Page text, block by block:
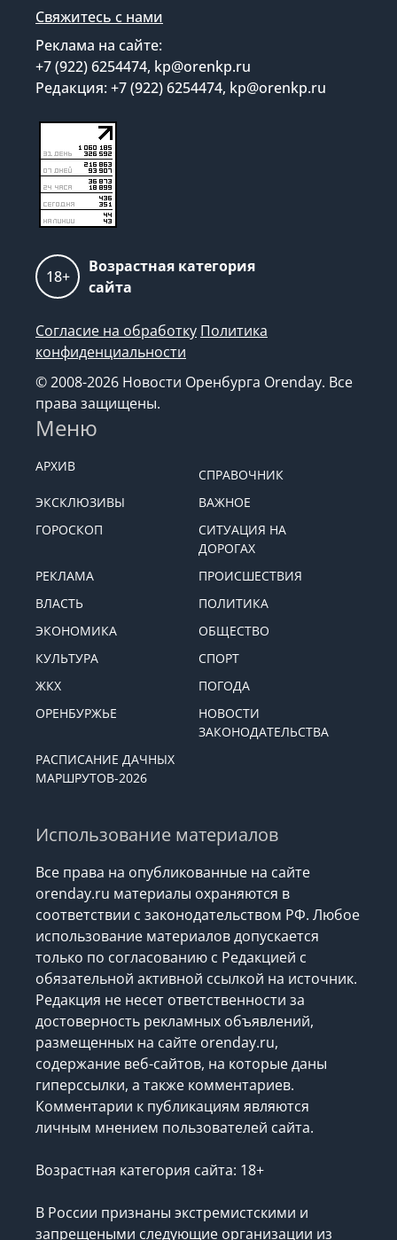
Свяжитесь с нами
Реклама на сайте:
+7 (922) 6254474, kp@orenkp.ru
Редакция: +7 (922) 6254474, kp@orenkp.ru
18+
Возрастная категория
сайта
Согласие на обработку Политика
конфиденциальности
© 2008-2026 Новости Оренбурга Orenday. Все
права защищены.
Меню
АРХИВ
СПРАВОЧНИК
ЭКСКЛЮЗИВЫ
ВАЖНОЕ
ГОРОСКОП
СИТУАЦИЯ НА
ДОРОГАХ
РЕКЛАМА
ПРОИСШЕСТВИЯ
ВЛАСТЬ
ПОЛИТИКА
ЭКОНОМИКА
ОБЩЕСТВО
КУЛЬТУРА
СПОРТ
ЖКХ
ПОГОДА
ОРЕНБУРЖЬЕ
НОВОСТИ
ЗАКОНОДАТЕЛЬСТВА
РАСПИСАНИЕ ДАЧНЫХ
МАРШРУТОВ-2026
Использование материалов
Все права на опубликованные на сайте
orenday.ru материалы охраняются в
соответствии с законодательством РФ. Любое
использование материалов допускается
только по согласованию с Редакцией с
обязательной активной ссылкой на источник.
Редакция не несет ответственности за
достоверность рекламных объявлений,
размещенных на сайте orenday.ru,
содержание веб-сайтов, на которые даны
гиперссылки, а также комментариев.
Комментарии к публикациям являются
личным мнением пользователей сайта.
Возрастная категория сайта: 18+
В России признаны экстремистскими и
запрещеными следующие организации из